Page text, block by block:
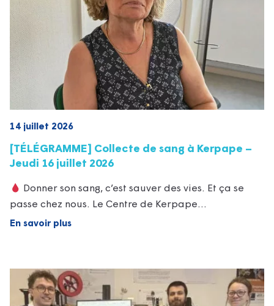
14 juillet 2026
[TÉLÉGRAMME] Collecte de sang à Kerpape –
Jeudi 16 juillet 2026
Donner son sang, c’est sauver des vies. Et ça se
passe chez nous. Le Centre de Kerpape…
En savoir plus